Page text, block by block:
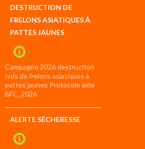
DESTRUCTION DE
FRELONS ASIATIQUES À
PATTES JAUNES
Campagne 2026 destruction
nids de frelons asiatiques à
pattes jaunes Protocole aide
BFC_2026
ALERTE SÉCHERESSE